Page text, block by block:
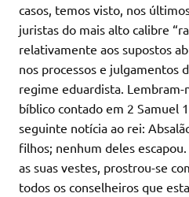
casos, temos visto, nos
juristas do mais alto calibre
relativamente aos supostos
nos processos e julgamentos
regime eduardista. Lembram-
bíblico contado em 2 Samuel
seguinte notícia ao rei:
filhos; nenhum deles
as suas vestes, prostrou-se
todos os conselheiros que